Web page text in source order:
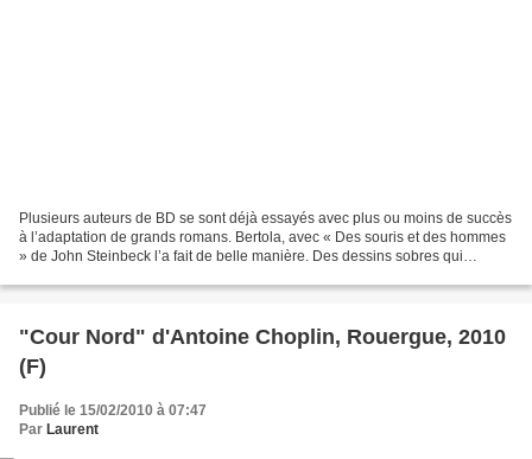
Plusieurs auteurs de BD se sont déjà essayés avec plus ou moins de succès
à l’adaptation de grands romans. Bertola, avec « Des souris et des hommes
» de John Steinbeck l’a fait de belle manière. Des dessins sobres qui
"Cour Nord" d'Antoine Choplin, Rouergue, 2010
(F)
Publié le 15/02/2010 à 07:47
Par Laurent